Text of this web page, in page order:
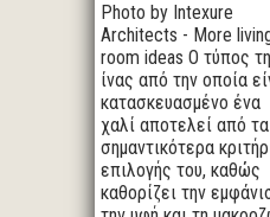
Photo by Intexure
Architects - More
room ideas Ο τύπος
ίνας από την οποία
κατασκευασμένο ένα
χαλί αποτελεί από τα
σημαντικότερα
επιλογής του, καθώς
καθορίζει την